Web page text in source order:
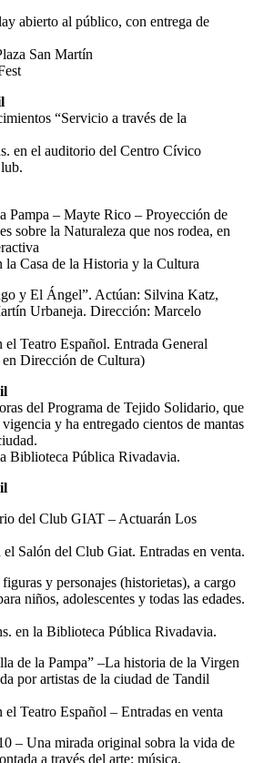
abierto al público, con entrega de
San Martín
“Servicio a través de la
en el auditorio del Centro Cívico
Pampa – Mayte Rico – Proyección de
sobre la Naturaleza que nos rodea, en
la Casa de la Historia y la Cultura
y El Ángel”. Actúan: Silvina Katz,
Urbaneja. Dirección: Marcelo
el Teatro Español. Entrada General
Dirección de Cultura)
del Programa de Tejido Solidario, que
y ha entregado cientos de mantas
Biblioteca Pública Rivadavia.
del Club GIAT – Actuarán Los
el Salón del Club Giat. Entradas en venta.
y personajes (historietas), a cargo
niños, adolescentes y todas las edades.
en la Biblioteca Pública Rivadavia.
de la Pampa” –La historia de la Virgen
por artistas de la ciudad de Tandil
el Teatro Español – Entradas en venta
– Una mirada original sobra la vida de
a través del arte: música,